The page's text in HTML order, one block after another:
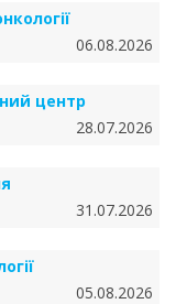
06.08.2026
центр
28.07.2026
31.07.2026
05.08.2026